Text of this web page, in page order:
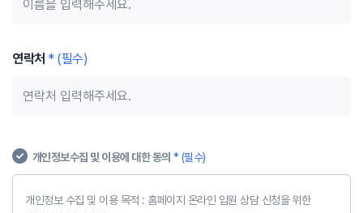
연락처 * (필수)
개인정보수집 및 이용에 대한 동의 * (필수)
개인정보 수집 및 이용 목적 : 홈페이지 온라인 입원 상담 신청을 위한